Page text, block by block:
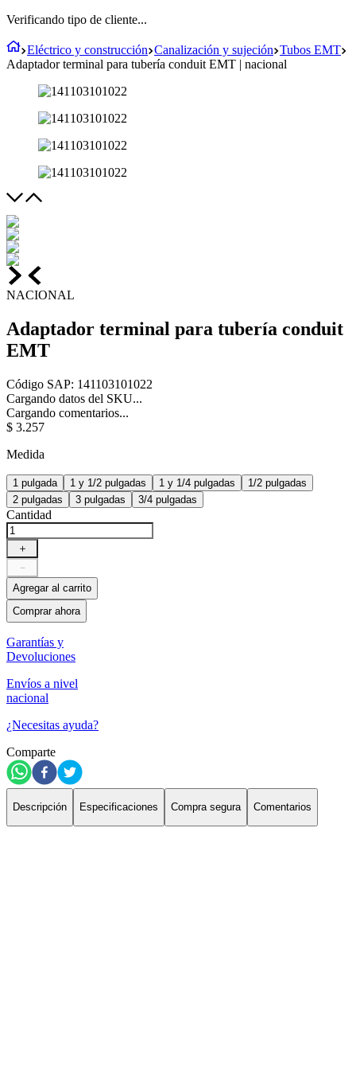
Verificando tipo de cliente...
Eléctrico y construcción Canalización y sujeción Tubos EMT
Adaptador terminal para tubería conduit EMT | nacional
NACIONAL
Adaptador terminal para tubería conduit
EMT
Código SAP: 141103101022
Cargando datos del SKU...
Cargando comentarios...
$ 3.257
Medida
1 pulgada 1 y 1/2 pulgadas 1 y 1/4 pulgadas
1/2 pulgadas
2 pulgadas
3 pulgadas 3/4 pulgadas
Cantidad
＋
－
Agregar al carrito
Comprar ahora
Garantías y
Devoluciones
Envíos a nivel
nacional
¿Necesitas ayuda?
Comparte
Descripción Especificaciones Compra segura Comentarios